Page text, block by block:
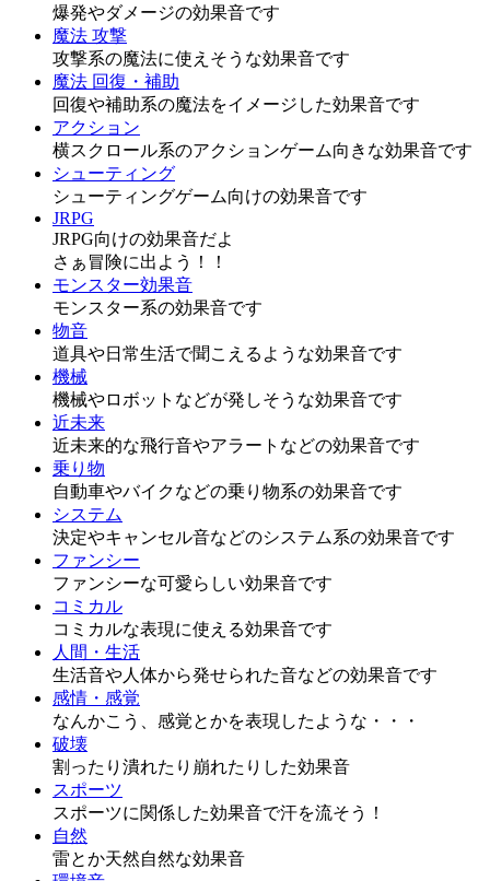
爆発やダメージの効果音です
魔法 攻撃
攻撃系の魔法に使えそうな効果音です
魔法 回復・補助
回復や補助系の魔法をイメージした効果音です
アクション
横スクロール系のアクションゲーム向きな効果音です
シューティング
シューティングゲーム向けの効果音です
JRPG
JRPG向けの効果音だよ
さぁ冒険に出よう！！
モンスター効果音
モンスター系の効果音です
物音
道具や日常生活で聞こえるような効果音です
機械
機械やロボットなどが発しそうな効果音です
近未来
近未来的な飛行音やアラートなどの効果音です
乗り物
自動車やバイクなどの乗り物系の効果音です
システム
決定やキャンセル音などのシステム系の効果音です
ファンシー
ファンシーな可愛らしい効果音です
コミカル
コミカルな表現に使える効果音です
人間・生活
生活音や人体から発せられた音などの効果音です
感情・感覚
なんかこう、感覚とかを表現したような・・・
破壊
割ったり潰れたり崩れたりした効果音
スポーツ
スポーツに関係した効果音で汗を流そう！
自然
雷とか天然自然な効果音